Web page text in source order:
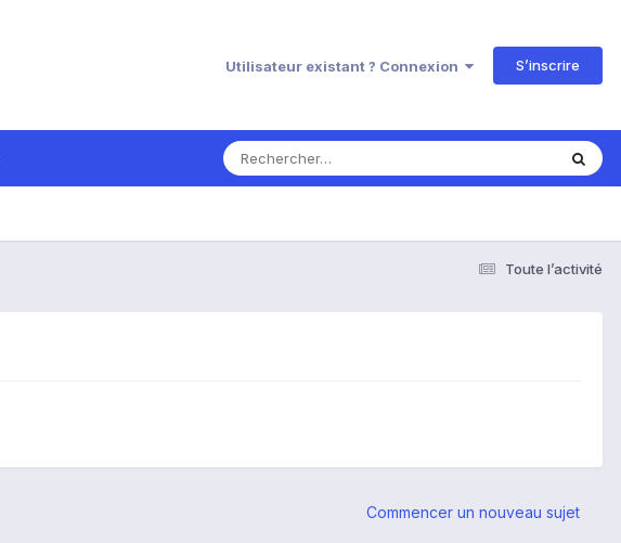
Utilisateur existant ? Connexion S’inscrire
Toute l’activité
Commencer un nouveau sujet